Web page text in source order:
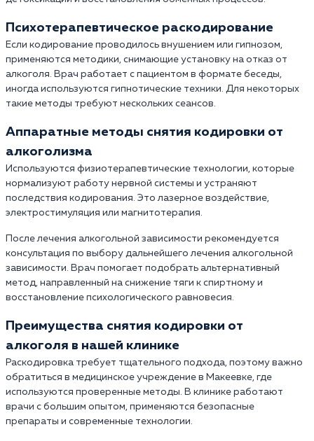
Психотерапевтическое раскодирование
Если кодирование проводилось внушением или гипнозом,
применяются методики, снимающие установку на отказ от
алкоголя. Врач работает с пациентом в формате беседы,
иногда используются гипнотические техники. Для некоторых
такие методы требуют нескольких сеансов.
Аппаратные методы снятия кодировки от
алкоголизма
Используются физиотерапевтические технологии, которые
нормализуют работу нервной системы и устраняют
последствия кодирования. Это лазерное воздействие,
электростимуляция или магнитотерапия.
После лечения алкогольной зависимости рекомендуется
консультация по выбору дальнейшего лечения алкогольной
зависимости. Врач помогает подобрать альтернативный
метод, направленный на снижение тяги к спиртному и
восстановление психологического равновесия.
Преимущества снятия кодировки от
алкоголя в нашей клинике
Раскодировка требует тщательного подхода, поэтому важно
обратиться в медицинское учреждение в Макеевке, где
используются проверенные методы. В клинике работают
врачи с большим опытом, применяются безопасные
препараты и современные технологии.